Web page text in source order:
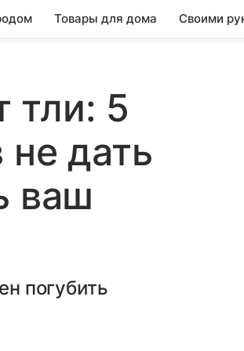
Товары для дома Своими
тли: 5
дать
ваш
погубить